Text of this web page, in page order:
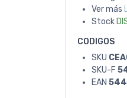
Ver más
Stock
CODIGOS
SKU
SKU-F
EAN